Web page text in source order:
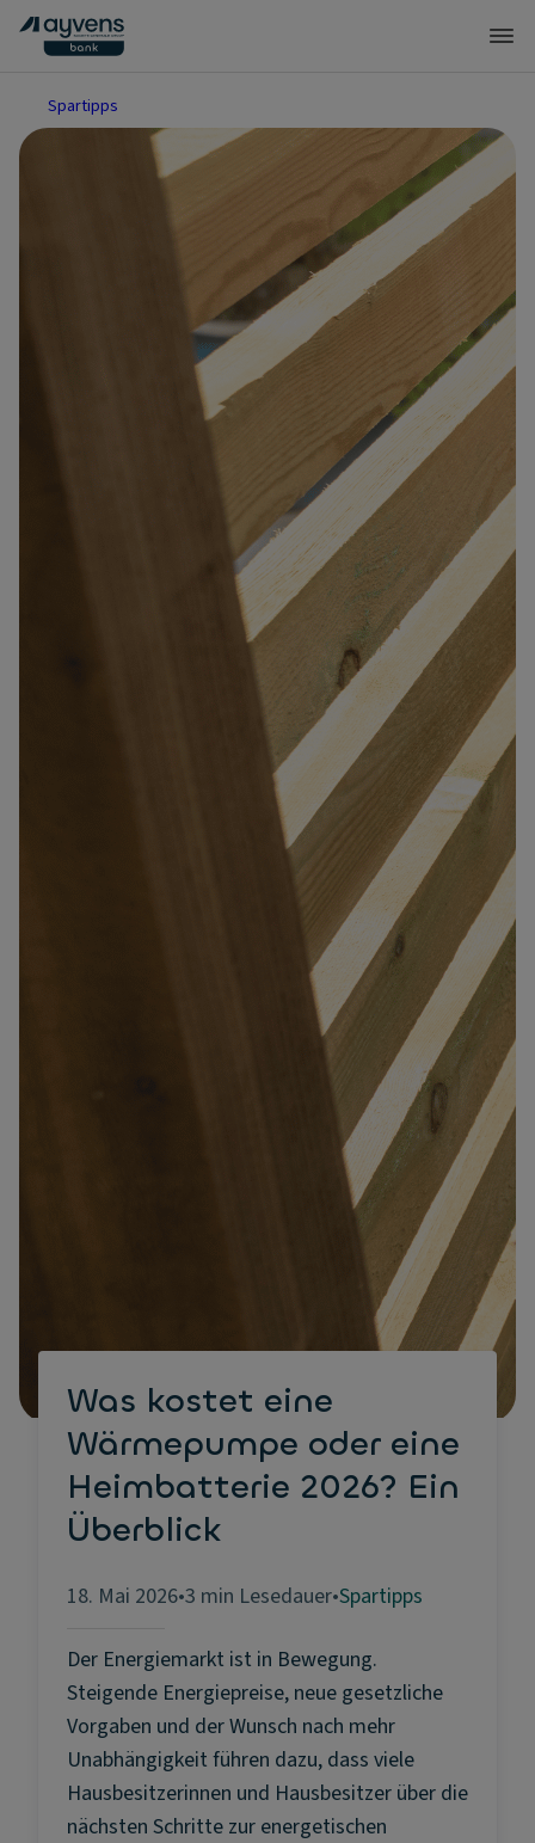
Spartipps
Was kostet eine
Wärmepumpe oder eine
Heimbatterie 2026? Ein
Überblick
18. Mai 2026•3 min Lesedauer•Spartipps
Der Energiemarkt ist in Bewegung.
Steigende Energiepreise, neue gesetzliche
Vorgaben und der Wunsch nach mehr
Unabhängigkeit führen dazu, dass viele
Hausbesitzerinnen und Hausbesitzer über die
nächsten Schritte zur energetischen